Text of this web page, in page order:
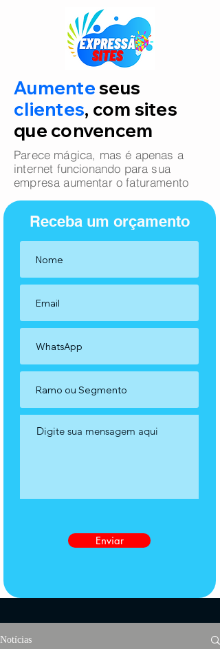
Aumenteseus
clientes, com sites
que convencem
Parece mágica, mas é apenas a
internet funcionando para sua
empresa aumentar o faturamento
Receba um orçamento
Enviar
Notícias